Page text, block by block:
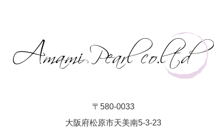
〒580-0033
大阪府松原市天美南5-3-23